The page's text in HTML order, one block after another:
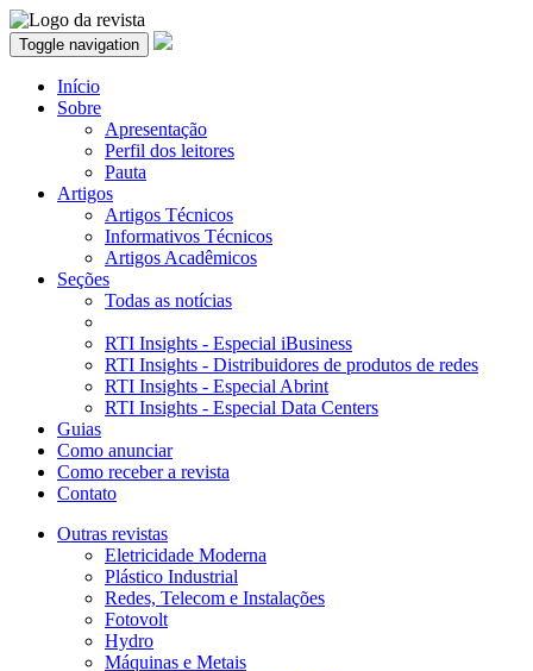
Toggle navigation
Início
Sobre
Apresentação
Perfil dos leitores
Pauta
Artigos
Artigos Técnicos
Informativos Técnicos
Artigos Acadêmicos
Seções
Todas as notícias
RTI Insights - Especial iBusiness
RTI Insights - Distribuidores de produtos de redes
RTI Insights - Especial Abrint
RTI Insights - Especial Data Centers
Guias
Como anunciar
Como receber a revista
Contato
Outras revistas
Eletricidade Moderna
Plástico Industrial
Redes, Telecom e Instalações
Fotovolt
Hydro
Máquinas e Metais